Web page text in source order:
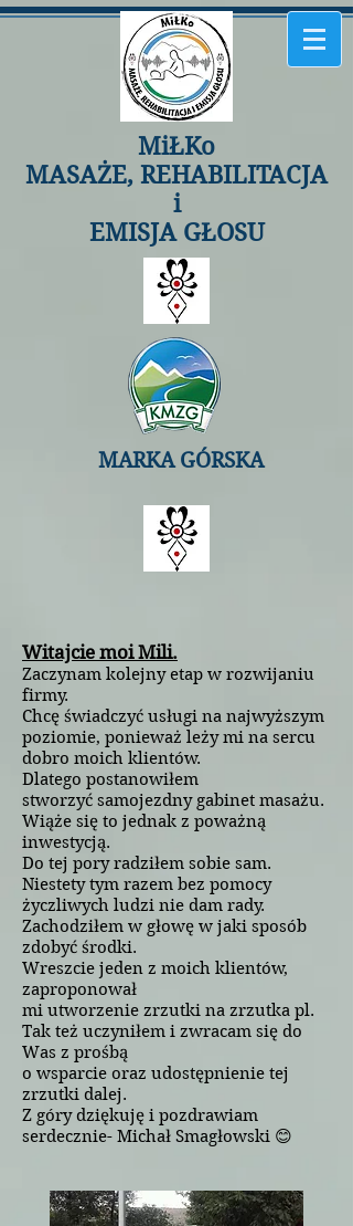
MiŁKo
MASAŻE, REHABILITACJA
i
EMISJA GŁOSU
MARKA GÓRSKA
Witajcie moi Mili.
Zaczynam kolejny etap w rozwijaniu
firmy.
Chcę świadczyć usługi na najwyższym
poziomie, ponieważ leży mi na sercu
dobro moich klientów.
Dlatego postanowiłem
stworzyć samojezdny gabinet masażu.
Wiąże się to jednak z poważną
inwestycją.
Do tej pory radziłem sobie sam.
Niestety tym razem bez pomocy
życzliwych ludzi nie dam rady.
Zachodziłem w głowę w jaki sposób
zdobyć środki.
Wreszcie jeden z moich klientów,
zaproponował
mi utworzenie zrzutki na zrzutka pl.
Tak też uczyniłem i zwracam się do
Was z prośbą
o wsparcie oraz udostępnienie tej
zrzutki dalej.
Z góry dziękuję i pozdrawiam
serdecznie- Michał Smagłowski 😊